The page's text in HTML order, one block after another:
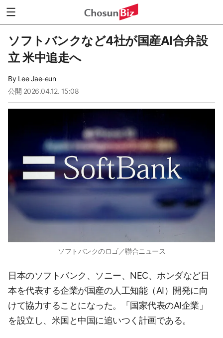
ソフトバンクなど4社が国産AI合弁設
立 米中追走へ
By Lee Jae-eun
公開 2026.04.12. 15:08
ソフトバンクのロゴ／聯合ニュース
日本のソフトバンク、ソニー、NEC、ホンダなど日
本を代表する企業が国産の人工知能（AI）開発に向
けて協力することになった。「国家代表のAI企業」
を設立し、米国と中国に追いつく計画である。